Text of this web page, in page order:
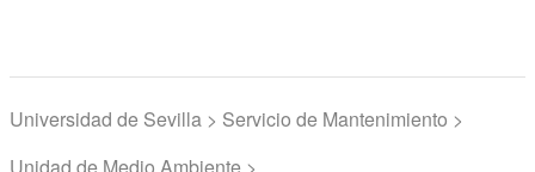
Universidad de Sevilla > Servicio de Mantenimiento >